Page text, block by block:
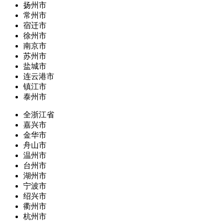
扬州市
常州市
宿迁市
徐州市
南京市
苏州市
盐城市
连云港市
镇江市
泰州市
全浙江省
嘉兴市
金华市
舟山市
温州市
台州市
湖州市
宁波市
绍兴市
衢州市
杭州市